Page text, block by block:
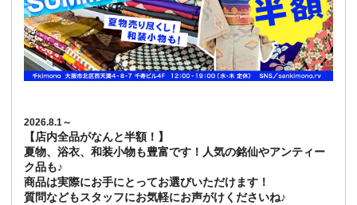
2026.8.1～
【店内全品がなんと半額！】
夏物、浴衣、和装小物も豊富です！人気の銘仙やアンティー
ク品も♪
商品は実際にお手にとってお選びいただけます！
質問などもスタッフにお気軽にお声がけくださいね♪